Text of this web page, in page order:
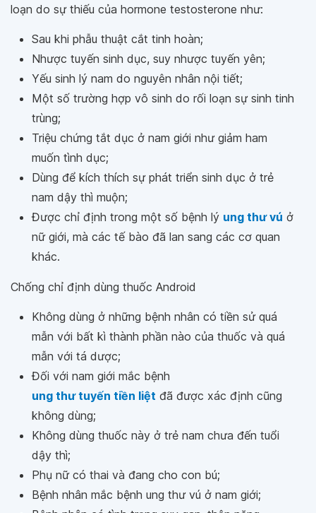
loạn do sự thiếu của hormone testosterone như:
Sau khi phẫu thuật cắt tinh hoàn;
Nhược tuyến sinh dục, suy nhược tuyến yên;
Yếu sinh lý nam do nguyên nhân nội tiết;
Một số trường hợp vô sinh do rối loạn sự sinh tinh
trùng;
Triệu chứng tắt dục ở nam giới như giảm ham
muốn tình dục;
Dùng để kích thích sự phát triển sinh dục ở trẻ
nam dậy thì muộn;
Được chỉ định trong một số bệnh lý ung thư vú ở
nữ giới, mà các tế bào đã lan sang các cơ quan
khác.
Chống chỉ định dùng thuốc Android
Không dùng ở những bệnh nhân có tiền sử quá
mẫn với bất kì thành phần nào của thuốc và quá
mẫn với tá dược;
Đối với nam giới mắc bệnh
ung thư tuyến tiền liệt đã được xác định cũng
không dùng;
Không dùng thuốc này ở trẻ nam chưa đến tuổi
dậy thì;
Phụ nữ có thai và đang cho con bú;
Bệnh nhân mắc bệnh ung thư vú ở nam giới;